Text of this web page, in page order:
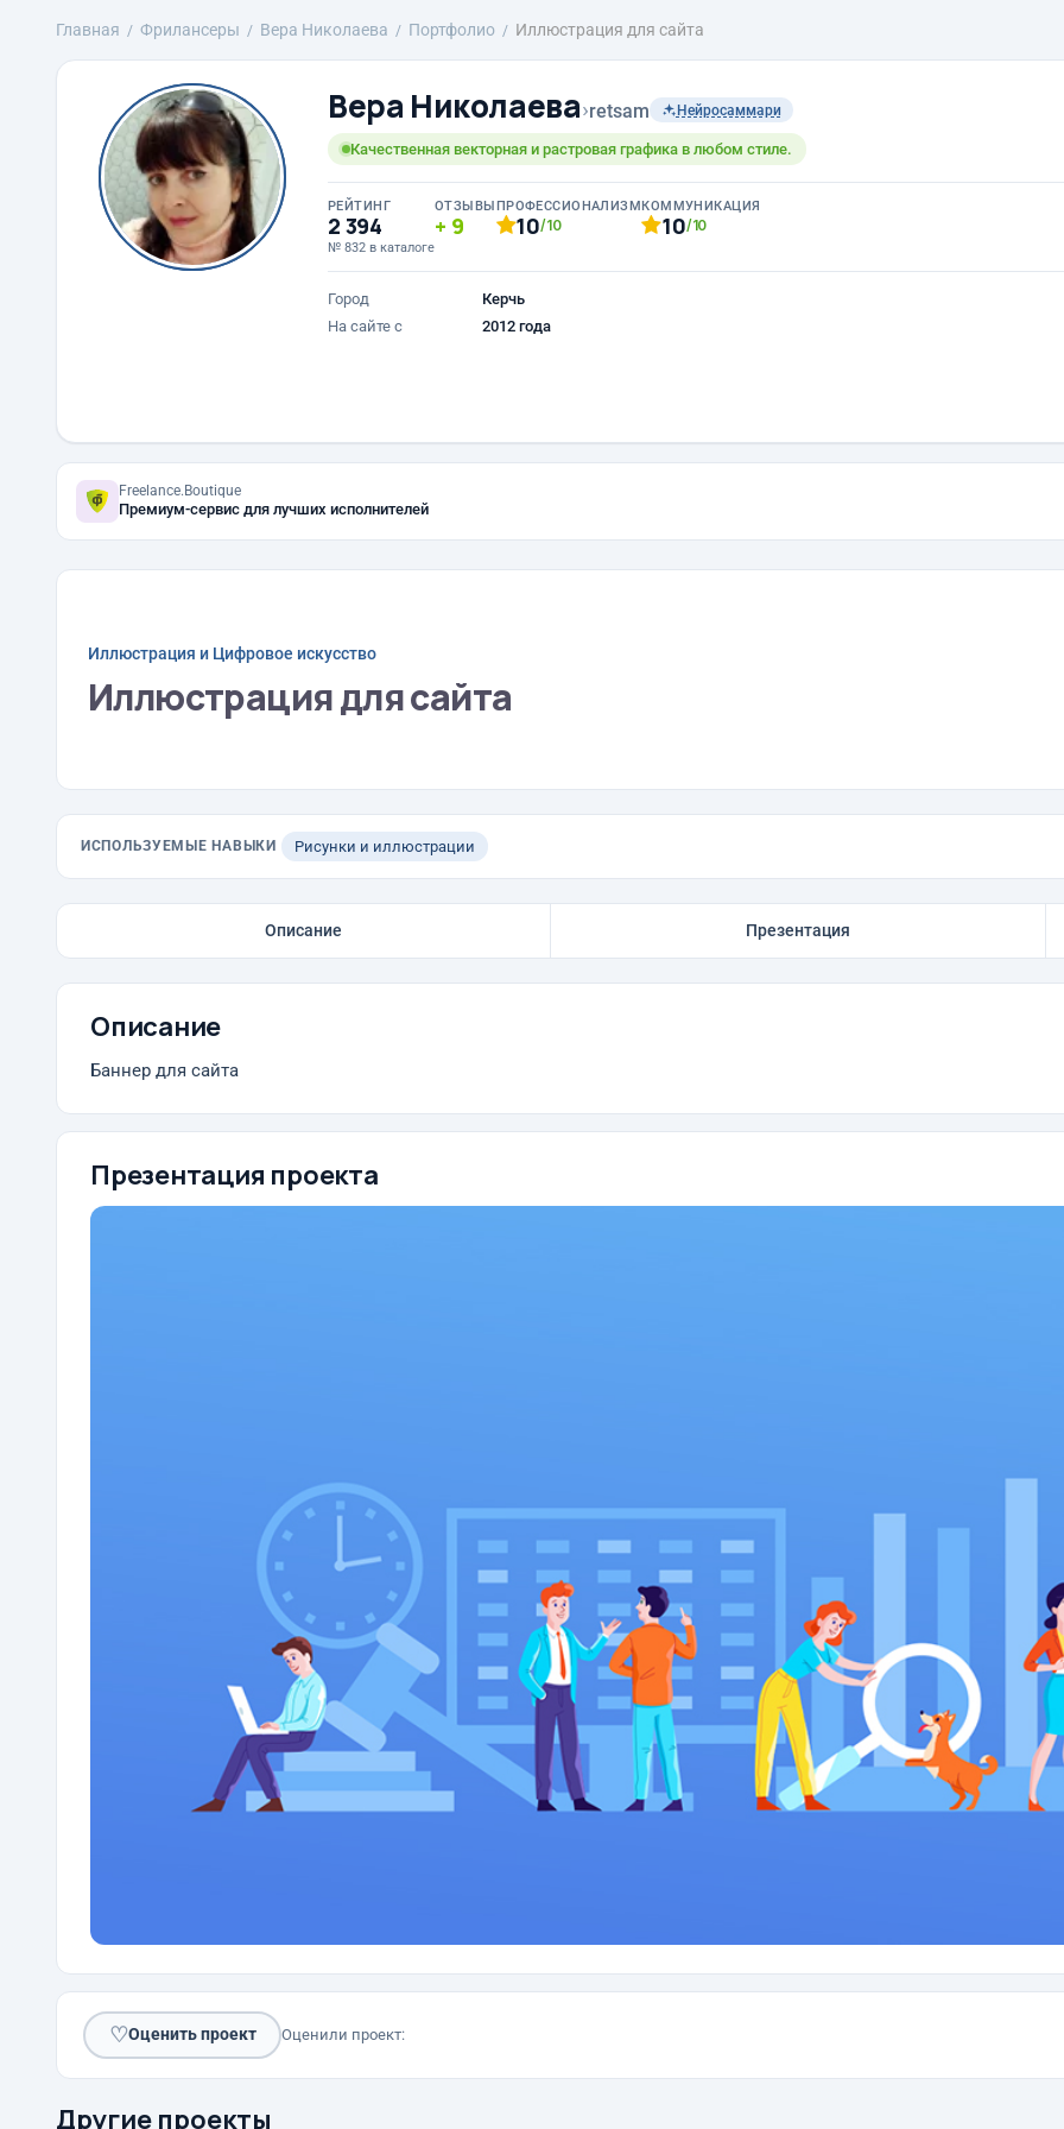
Главная Фрилансеры Вера Николаева Портфолио Иллюстрация для сайта
Вера Николаева›retsam Нейросаммари
Качественная векторная и растровая графика в любом стиле.
РЕЙТИНГ
2 394
№ 832 в каталоге
ОТЗЫВЫ
9
ПРОФЕССИОНАЛИЗМ
10/10
КОММУНИКАЦИЯ
10/10
Город
Керчь
На сайте с
2012 года
Freelance.Boutique
Премиум-сервис для лучших исполнителей
Иллюстрация и Цифровое искусство
Иллюстрация для сайта
ИСПОЛЬЗУЕМЫЕ НАВЫКИ Рисунки и иллюстрации
Описание Презентация
Описание
Баннер для сайта
Презентация проекта
♡Оценить проект Оценили проект:
Другие проекты